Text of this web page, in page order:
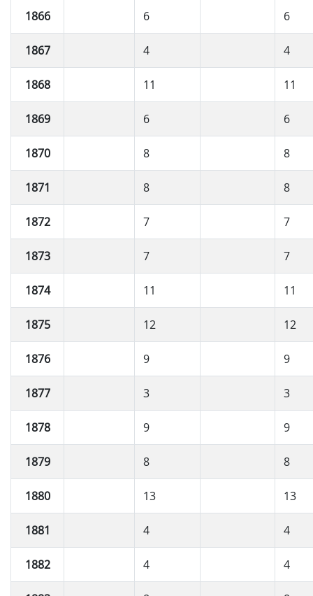
1866 6 6
1867 4 4
1868 11 11
1869 6 6
1870 8 8
1871 8 8
1872 7 7
1873 7 7
1874 11 11
1875 12 12
1876 9 9
1877 3 3
1878 9 9
1879 8 8
1880 13 13
1881 4 4
1882 4 4